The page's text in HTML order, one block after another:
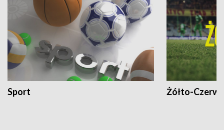
Sport Żółto-